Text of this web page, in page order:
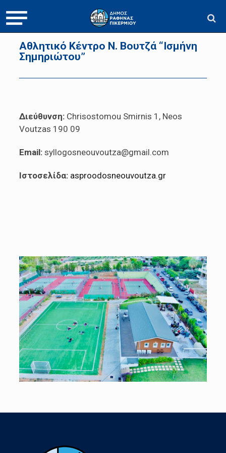
Αθλητικό Κέντρο Ν. Βουτζά “Ισμήνη
Σημηριώτου”
Διεύθυνση: Chrisostomou Smirnis 1, Neos
Voutzas 190 09
Email: syllogosneouvoutza@gmail.com
Ιστοσελίδα: asproodosneouvoutza.gr